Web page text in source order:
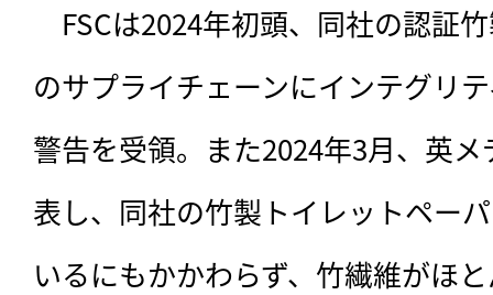
FSCは2024年初頭、同社の認証
のサプライチェーンにインテグリ
警告を受領。また2024年3月、英
表し、同社の竹製トイレットペー
いるにもかかわらず、竹繊維がほ